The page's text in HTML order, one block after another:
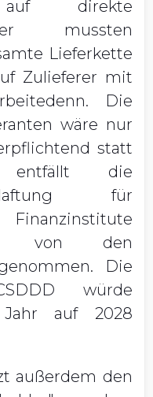
auf direkte
mussten
Lieferkette
Zulieferer mit
Die
wäre nur
statt
entfällt die
für
von den
Die
würde
auf 2028
außerdem den